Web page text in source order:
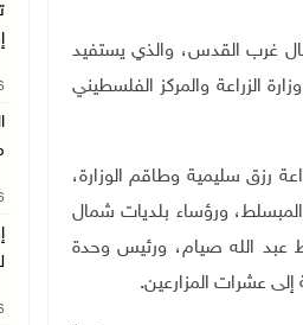
شمال غرب القدس، والذي يستفيد
الزراعة والمركز الفلسطيني
رزق سليمية وطاقم الوزارة،
ورؤساء بلديات شمال
عبد الله صيام، ورئيس وحدة
عشرات المزارعين.